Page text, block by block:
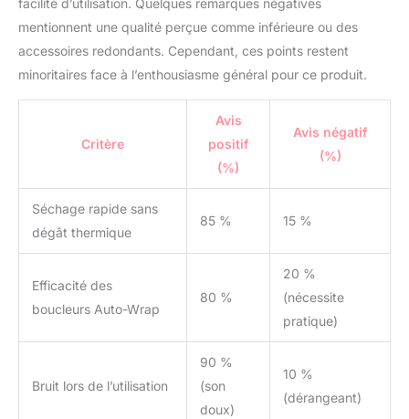
facilité d’utilisation. Quelques remarques négatives
mentionnent une qualité perçue comme inférieure ou des
accessoires redondants. Cependant, ces points restent
minoritaires face à l’enthousiasme général pour ce produit.
Critère
Avis
positif
(%)
Avis négatif
(%)
Séchage rapide sans
dégât thermique
85 % 15 %
Efficacité des
boucleurs Auto-Wrap
80 %
20 %
(nécessite
pratique)
Bruit lors de l’utilisation
90 %
(son
doux)
10 %
(dérangeant)